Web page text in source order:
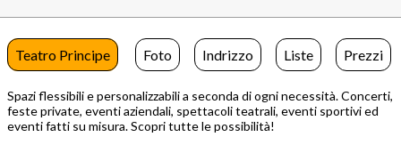
Teatro Principe Foto Indrizzo Liste Prezzi
Spazi flessibili e personalizzabili a seconda di ogni necessità. Concerti,
feste private, eventi aziendali, spettacoli teatrali, eventi sportivi ed
eventi fatti su misura. Scopri tutte le possibilità!